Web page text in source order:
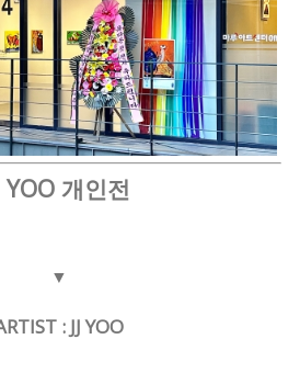
YOO 개인전
▼
: JJ YOO